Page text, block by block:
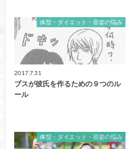
体型・ダイエット・容姿の悩み
2017.7.31
ブスが彼氏を作るための９つのル
ール
体型・ダイエット・容姿の悩み